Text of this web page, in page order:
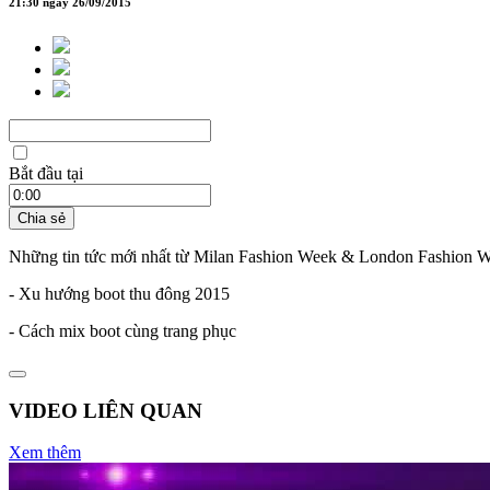
Bắt đầu tại
Chia sẻ
Những tin tức mới nhất từ Milan Fashion Week & London Fashion
- Xu hướng boot thu đông 2015
- Cách mix boot cùng trang phục
VIDEO LIÊN QUAN
Xem thêm